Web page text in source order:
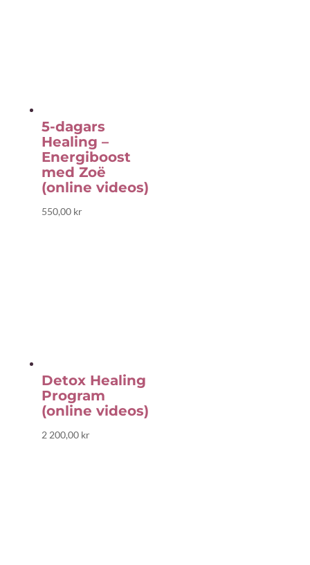
5-dagars
Healing –
Energiboost
med Zoë
(online videos)
550,00 kr
Detox Healing
Program
(online videos)
2 200,00 kr